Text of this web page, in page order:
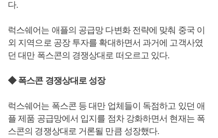
다.
럭스쉐어는 애플의 공급망 다변화 전략에 맞춰 중국 이
외 지역으로 공장 투자를 확대하면서 과거에 고객사였
던 대만 폭스콘의 경쟁상대로 떠오르고 있다.
◆ 폭스콘 경쟁상대로 성장
럭스쉐어는 폭스콘 등 대만 업체들이 독점하고 있던 애
플 제품 공급망에서 입지를 점차 강화하면서 현재는 폭
스콘의 경쟁상대로 거론될 만큼 성장했다.